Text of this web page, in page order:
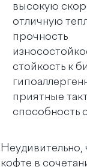
высокую
отличную
прочность
стойкость к
приятные
способность
кофте в